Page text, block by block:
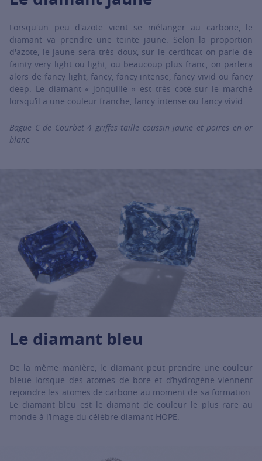
Lorsqu'un peu d'azote vient se mélanger au carbone, le
diamant va prendre une teinte jaune. Selon la proportion
d'azote, le jaune sera très doux, sur le certificat on parle de
fainty very light ou light, ou beaucoup plus franc, on parlera
alors de fancy light, fancy, fancy intense, fancy vivid ou fancy
deep. Le diamant « jonquille » est très coté sur le marché
lorsqu’il a une couleur franche, fancy intense ou fancy vivid.
Bague C de Courbet 4 griffes taille coussin jaune et poires en or
blanc
Le diamant bleu
De la même manière, le diamant peut prendre une couleur
bleue lorsque des atomes de bore et d’hydrogène viennent
rejoindre les atomes de carbone au moment de sa formation.
Le diamant bleu est le diamant de couleur le plus rare au
monde à l’image du célèbre diamant HOPE.